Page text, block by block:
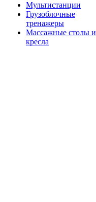
Мультистанции
Грузоблочные
тренажеры
Массажные столы и
кресла